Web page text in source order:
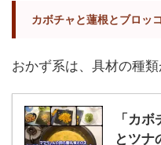
カボチャと蓮根とブロッ
おかず系は、具材の種
「カ
とツナ